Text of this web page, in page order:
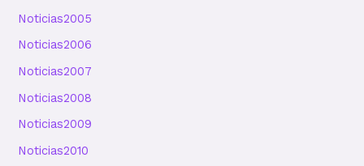
Noticias2005
Noticias2006
Noticias2007
Noticias2008
Noticias2009
Noticias2010